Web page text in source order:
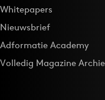
Whitepapers
Nieuwsbrief
Adformatie Academy
Volledig Magazine